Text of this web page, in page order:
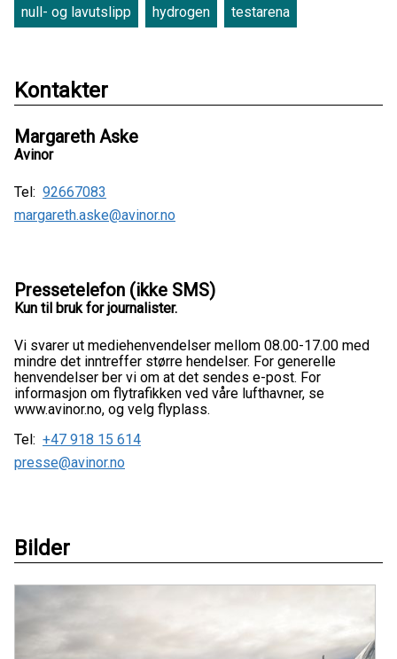
null- og lavutslipp hydrogen testarena
Kontakter
Margareth Aske
Avinor
Tel: 92667083
margareth.aske@avinor.no
Pressetelefon (ikke SMS)
Kun til bruk for journalister.
Vi svarer ut mediehenvendelser mellom 08.00-17.00 med
mindre det inntreffer større hendelser. For generelle
henvendelser ber vi om at det sendes e-post. For
informasjon om flytrafikken ved våre lufthavner, se
www.avinor.no, og velg flyplass.
Tel: +47 918 15 614
presse@avinor.no
Bilder